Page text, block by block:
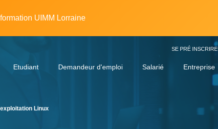
UIMM Lorraine
SE PRÉ INSCRIRE
Etudiant Demandeur d'emploi Salarié Entreprise
Linux